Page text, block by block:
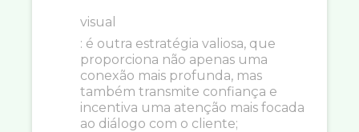
visual
: é outra estratégia valiosa, que
proporciona não apenas uma
conexão mais profunda, mas
também transmite confiança e
incentiva uma atenção mais focada
ao diálogo com o cliente;